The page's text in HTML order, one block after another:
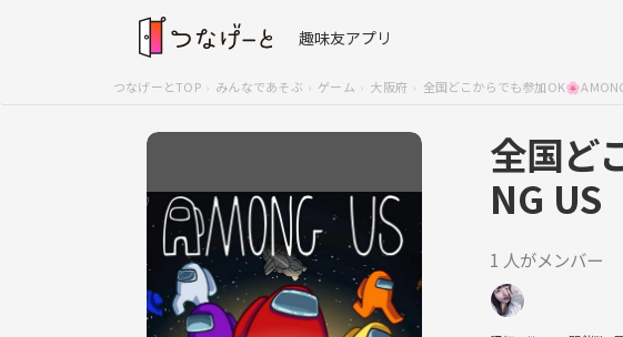
趣味友アプリ
つなげーとTOP みんなであそぶ ゲーム 大阪府 全国どこからでも参加
全国ど
NG US
1 人がメンバー